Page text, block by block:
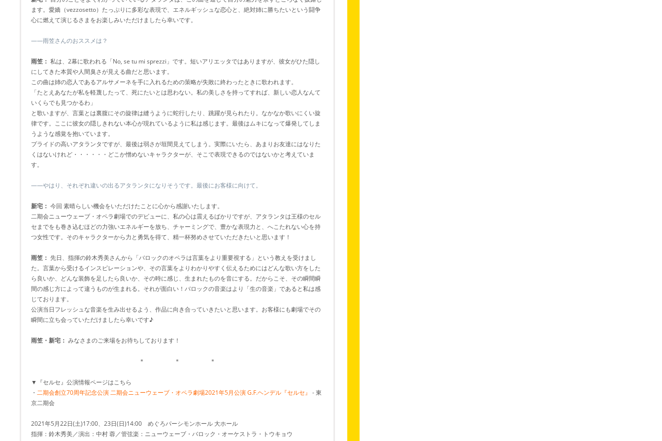
ます。愛嬌（vezzosetto）たっぷりに多彩な表現で、エネルギッシュな恋心と、絶対姉に勝ちたいという闘争
心に燃えて演じるさまをお楽しみいただけましたら幸いです。
――雨笠さんのおススメは？
雨笠： 私は、2幕に歌われる「No, se tu mi sprezzi」です。短いアリエッタではありますが、彼女がひた隠し
にしてきた本質や人間臭さが見える曲だと思います。
この曲は姉の恋人であるアルサメーネを手に入れるための策略が失敗に終わったときに歌われます。
「たとえあなたが私を軽蔑したって、死にたいとは思わない。私の美しさを持ってすれば、新しい恋人なんて
いくらでも見つかるわ」
と歌いますが、言葉とは裏腹にその旋律は縫うように蛇行したり、跳躍が見られたり。なかなか歌いにくい旋
律です。ここに彼女の隠しきれない本心が現れているように私は感じます。最後はムキになって爆発してしま
うような感覚を抱いています。
プライドの高いアタランタですが、最後は弱さが垣間見えてしまう。実際にいたら、あまりお友達にはなりた
くはないけれど・・・・・・どこか憎めないキャラクターが、そこで表現できるのではないかと考えていま
す。
――やはり、それぞれ違いの出るアタランタになりそうです。最後にお客様に向けて。
新宅： 今回 素晴らしい機会をいただけたことに心から感謝いたします。
二期会ニューウェーブ・オペラ劇場でのデビューに、私の心は震えるばかりですが、アタランタは王様のセル
セまでをも巻き込むほどの力強いエネルギーを放ち、チャーミングで、豊かな表現力と、へこたれない心を持
つ女性です。そのキャラクターから力と勇気を得て、精一杯努めさせていただきたいと思います！
雨笠： 先日、指揮の鈴木秀美さんから「バロックのオペラは言葉をより重要視する」という教えを受けまし
た。言葉から受けるインスピレーションや、その言葉をよりわかりやすく伝えるためにはどんな歌い方をした
ら良いか、どんな装飾を足したら良いか、その時に感じ、生まれたものを音にする。だからこそ、その瞬間瞬
間の感じ方によって違うものが生まれる。それが面白い！バロックの音楽はより「生の音楽」であると私は感
じております。
公演当日フレッシュな音楽を生み出せるよう、作品に向き合っていきたいと思います。お客様にも劇場でその
瞬間に立ち会っていただけましたら幸いです♪
雨笠・新宅： みなさまのご来場をお待ちしております！
＊ ＊ ＊
▼『セルセ』公演情報ページはこちら
・ 二期会創立70周年記念公演 二期会ニューウェーブ・オペラ劇場2021年5月公演 G.F.ヘンデル『セルセ』 - 東
京二期会
2021年5月22日(土)17:00、23日(日)14:00 めぐろパーシモンホール 大ホール
指揮：鈴木秀美／演出：中村 蓉／管弦楽：ニューウェーブ・バロック・オーケストラ・トウキョウ